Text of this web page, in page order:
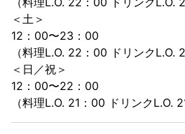
＜土＞
12：00〜23：00
（料理L.O. 22：00 ドリンクL.O.
＜日／祝＞
12：00〜22：00
（料理L.O. 21：00 ドリンクL.O.